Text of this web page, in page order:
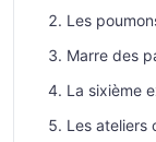
Les
Marre des
La sixième
Les ateliers